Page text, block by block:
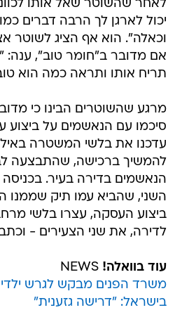
לאחר שהשוטר שאל אותו
יכול לארגן לך הרבה דברים
וכאלה". הוא אף הציג לשוטר
אם מדובר ב"חומר טוב", ענה:
תריח אותו ותראה כמה הוא
מרגע שהשוטרים הבינו כי
סיכמו עם הנאשמים על ביצוע
עדכנו את בלשי המשטרה
להמשיך ברכישה, שהתבצעה
הנאשמים בדירה בעיר.
השני, שהביא עמו תיק שממנו
ביצוע העסקה, עצרו בלשי
לדירה, את שני הצעירים -
עוד בוואלה! NEWS
משרד הפנים מבקש לגרש ילדי
בישראל: "דרישה גזענית"